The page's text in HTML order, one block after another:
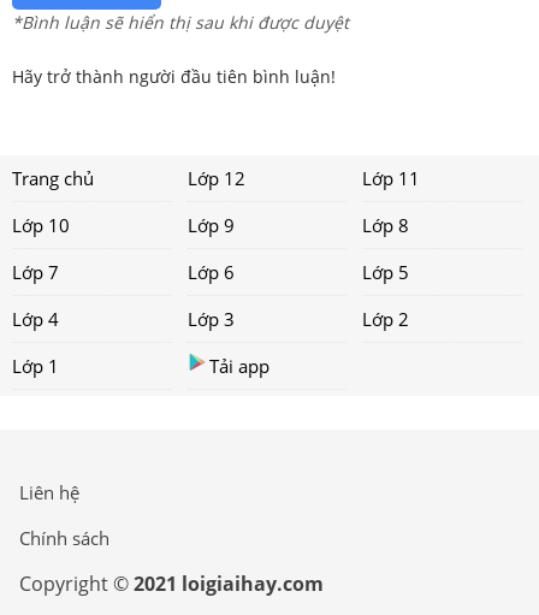
*Bình luận sẽ hiển thị sau khi được duyệt
Hãy trở thành người đầu tiên bình luận!
Trang chủ Lớp 12
Lớp 11
Lớp 10
Lớp 9
Lớp 8
Lớp 7
Lớp 6
Lớp 5
Lớp 4
Lớp 3
Lớp 2
Lớp 1
Tải app
Liên hệ
Chính sách
Copyright ©2021 loigiaihay.com